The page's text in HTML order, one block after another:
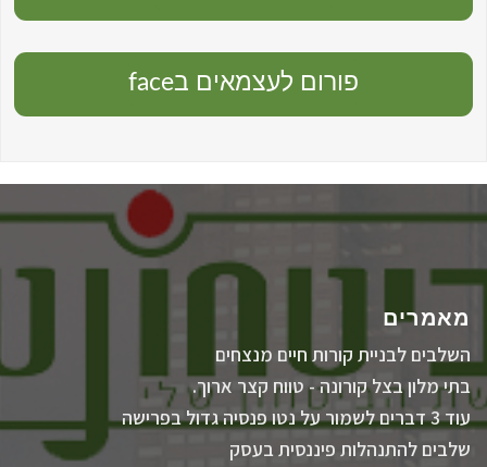
פורום לעצמאים בface
מאמרים
השלבים לבניית קורות חיים מנצחים
בתי מלון בצל קורונה - טווח קצר ארוך.
עוד 3 דברים לשמור על נטו פנסיה גדול בפרישה
שלבים להתנהלות פיננסית בעסק